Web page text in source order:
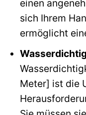
einen
sich Ihrem
ermöglicht
Meter] ist die